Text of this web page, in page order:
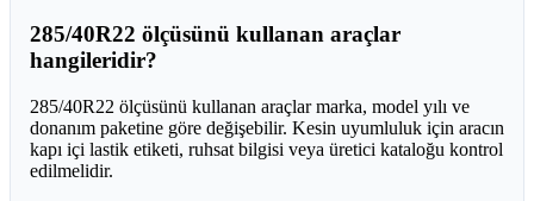
285/40R22 ölçüsünü kullanan araçlar
hangileridir?
285/40R22 ölçüsünü kullanan araçlar marka, model yılı ve
donanım paketine göre değişebilir. Kesin uyumluluk için aracın
kapı içi lastik etiketi, ruhsat bilgisi veya üretici kataloğu kontrol
edilmelidir.